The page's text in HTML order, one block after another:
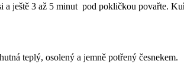
ještě 3 až 5 minut pod pokličkou povařte.
teplý, osolený a jemně potřený česnekem.